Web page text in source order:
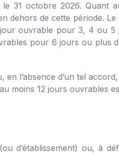
le 31 octobre 2026. Quant
dehors de cette période. Le
ouvrable pour 3, 4 ou 5
pour 6 jours ou plus
en l’absence d’un tel
moins 12 jours ouvrables
d’établissement) ou, à